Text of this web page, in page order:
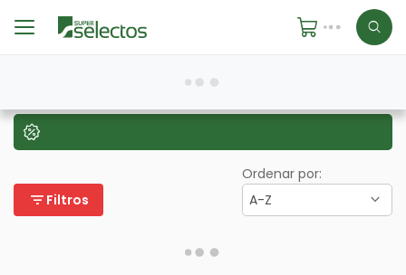
filter_list Filtros
Ordenar por:
A-Z